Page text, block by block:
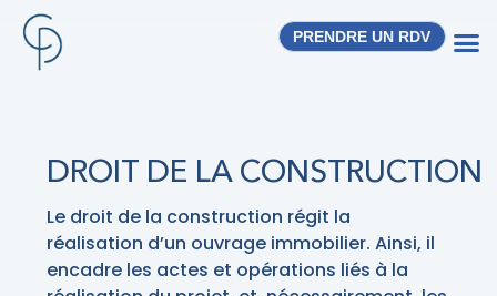
PRENDRE UN RDV
DROIT DE LA CONSTRUCTION
Le droit de la construction régit la
réalisation d’un ouvrage immobilier. Ainsi, il
encadre les actes et opérations liés à la